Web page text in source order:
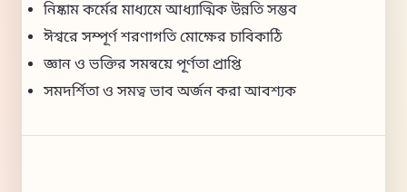
নিষ্কাম কর্মের মাধ্যমে আধ্যাত্মিক উন্নতি সম্ভব
ঈশ্বরে সম্পূর্ণ শরণাগতি মোক্ষের চাবিকাঠি
জ্ঞান ও ভক্তির সমন্বয়ে পূর্ণতা প্রাপ্তি
সমদর্শিতা ও সমত্ব ভাব অর্জন করা আবশ্যক